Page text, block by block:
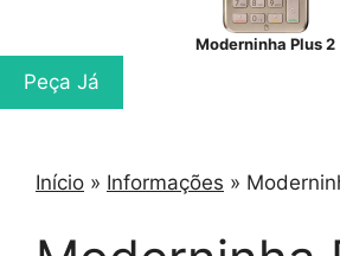
Moderninha Plus 2
Peça Já
Início » Informações »